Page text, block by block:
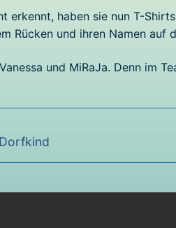
erkennt, haben sie nun T-
Rücken und ihren Namen auf
und MiRaJa. Denn im